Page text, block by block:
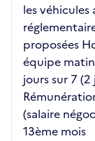
les
proposées
équipe
jours sur 7
(salaire
13ème mois